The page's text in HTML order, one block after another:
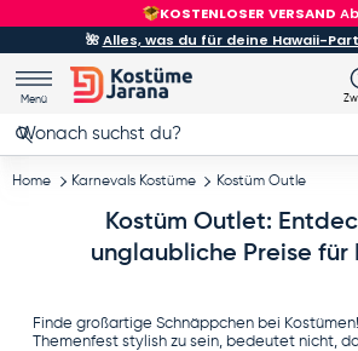
Direkt zum Inhalt
KOSTENLOSER VERSAND
🌺Alles, was du für deine Hawaii-
Menü
Suchen
Suchen
Home Karnevals Kostüme Kostüm Outle
Kostüm Outlet:
unglaubliche Preise für
Finde großartige Schnäppchen bei
Themenfest stylish zu sein, bedeutet nicht,